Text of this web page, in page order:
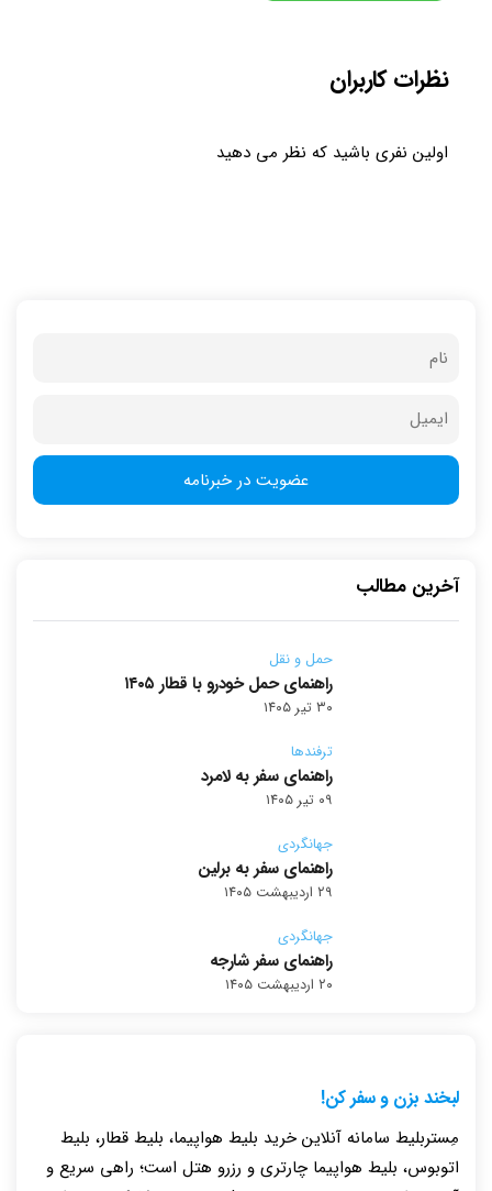
نظرات کاربران
اولین نفری باشید که نظر می دهید
آخرین مطالب
حمل و نقل
راهنمای حمل خودرو با قطار ۱۴۰۵
۳۰ تیر ۱۴۰۵
ترفندها
راهنمای سفر به لامرد
۰۹ تیر ۱۴۰۵
جهانگردی
راهنمای سفر به برلین
۲۹ اردیبهشت ۱۴۰۵
جهانگردی
راهنمای سفر شارجه
۲۰ اردیبهشت ۱۴۰۵
لبخند بزن و سفر کن!
مِستربلیط سامانه آنلاین خرید بلیط هواپیما، بلیط قطار، بلیط
اتوبوس، بلیط هواپیما چارتری و رزرو هتل است؛ راهی سریع و